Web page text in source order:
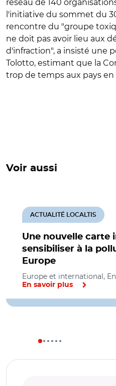
réseau de 140
l'initiative du sommet du
rencontre du "groupe
ne doit pas avoir lieu aux
d'infraction", a insisté une
Tolotto, estimant que la
trop de temps aux pays en
Voir aussi
Une nouvelle carte
sensibiliser à la
Europe
ACTUALITÉ LOCALTIS
Europe et international,
En savoir plus